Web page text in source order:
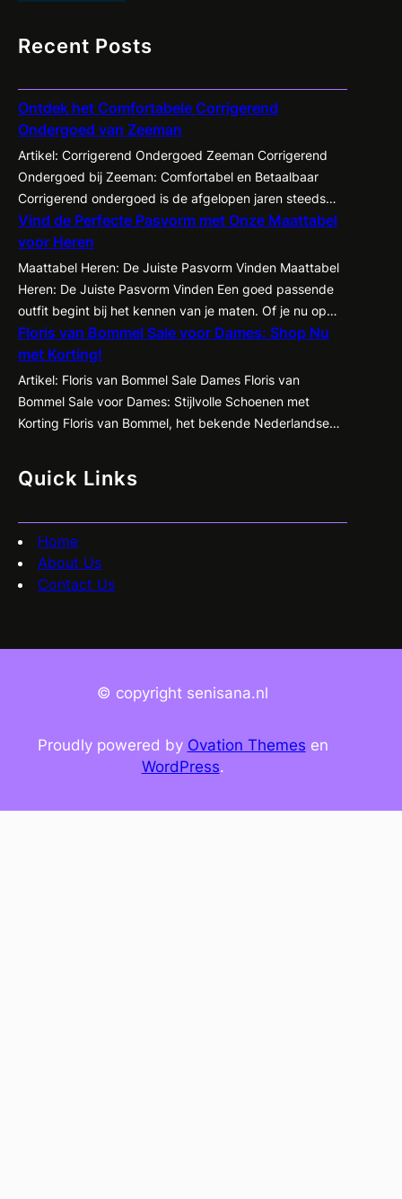
Recent Posts
Ontdek het Comfortabele Corrigerend
Ondergoed van Zeeman
Artikel: Corrigerend Ondergoed Zeeman Corrigerend
Ondergoed bij Zeeman: Comfortabel en Betaalbaar
Corrigerend ondergoed is de afgelopen jaren steeds
populairder geworden onder zowel mannen als
vrouwen. Het biedt de mogelijkheid om je figuur op een
subtiele manier te accentueren en te corrigeren,
waardoor kleding beter tot zijn recht komt en je
zelfvertrouwen een boost krijgt. Een…
Vind de Perfecte Pasvorm met Onze Maattabel
voor Heren
Maattabel Heren: De Juiste Pasvorm Vinden Maattabel
Heren: De Juiste Pasvorm Vinden Een goed passende
outfit begint bij het kennen van je maten. Of je nu op
zoek bent naar een nieuw pak, een casual shirt of een
paar jeans, het is essentieel om te weten welke maat
het beste bij jou past. Met de…
Floris van Bommel Sale voor Dames: Shop Nu
met Korting!
Artikel: Floris van Bommel Sale Dames Floris van
Bommel Sale voor Dames: Stijlvolle Schoenen met
Korting Floris van Bommel, het bekende Nederlandse
dames! Ben je op zoek naar stijlvolle en comfortabele
Quick Links
Home
About Us
Contact Us
© copyright senisana.nl
Proudly powered by Ovation Themes en
WordPress.